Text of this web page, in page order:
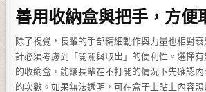
善用收納盒與把手，方便
除了視覺，長輩的手部精細動作與力量也相對
計必須考慮到「開關與取出」的便利性。選擇
的收納盒，能讓長輩在不打開的情況下先確認
的次數。如果無法透明，可在盒子上貼上內容照